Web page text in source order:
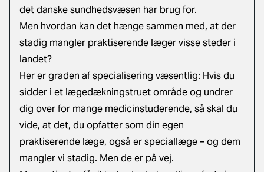
det danske sundhedsvæsen har brug for.
Men hvordan kan det hænge sammen med, at der
stadig mangler praktiserende læger visse steder i
landet?
Her er graden af specialisering væsentlig: Hvis du
sidder i et lægedækningstruet område og undrer
dig over for mange medicinstuderende, så skal du
vide, at det, du opfatter som din egen
praktiserende læge, også er speciallæge – og dem
mangler vi stadig. Men de er på vej.